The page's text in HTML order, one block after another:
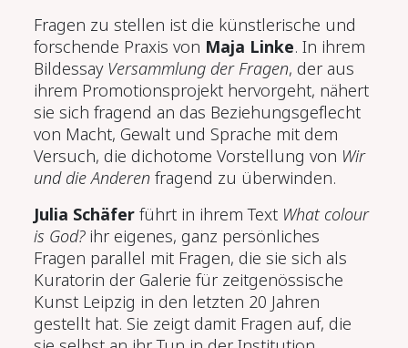
Fragen zu stellen ist die künstlerische und
forschende Praxis von Maja Linke. In ihrem
BildessayVersammlung der Fragen, der aus
ihrem Promotionsprojekt hervorgeht, nähert
sie sich fragend an das Beziehungsgeflecht
von Macht, Gewalt und Sprache mit dem
Versuch, die dichotome Vorstellung von Wir
und die Anderen fragend zu überwinden.
Julia Schäfer führt in ihrem Text What colour
is God?ihr eigenes, ganz persönliches
Fragen parallel mit Fragen, die sie sich als
Kuratorin der Galerie für zeitgenössische
Kunst Leipzig in den letzten 20 Jahren
gestellt hat. Sie zeigt damit Fragen auf, die